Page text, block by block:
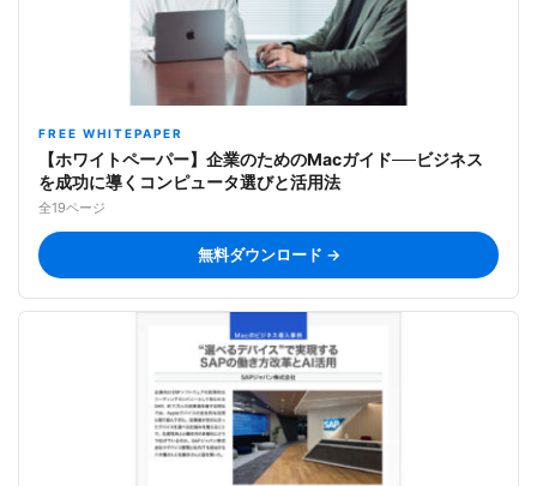
FREE WHITEPAPER
【ホワイトペーパー】企業のためのMacガイド──ビジネス
を成功に導くコンピュータ選びと活用法
全19ページ
無料ダウンロード →